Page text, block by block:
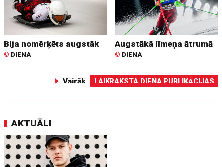
Bija nomērķēts augstāk
© DIENA
Augstākā līmeņa ātrumā
© DIENA
Vairāk LAIKRAKSTA DIENA PUBLIKĀCIJAS
AKTUĀLI